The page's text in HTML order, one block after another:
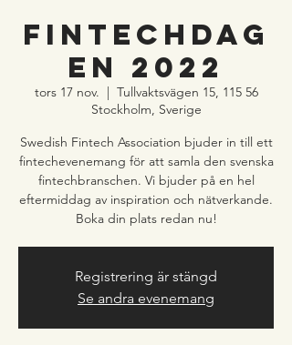
Fintechdag
en 2022
tors 17 nov.
  |
Tullvaktsvägen 15, 115 56
Stockholm, Sverige
Swedish Fintech Association bjuder in till ett
fintechevenemang för att samla den svenska
fintechbranschen. Vi bjuder på en hel
eftermiddag av inspiration och nätverkande.
Boka din plats redan nu!
Registrering är stängd
Se andra evenemang